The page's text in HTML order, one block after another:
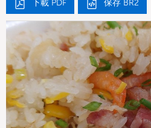
下載 PDF 保存 BR2